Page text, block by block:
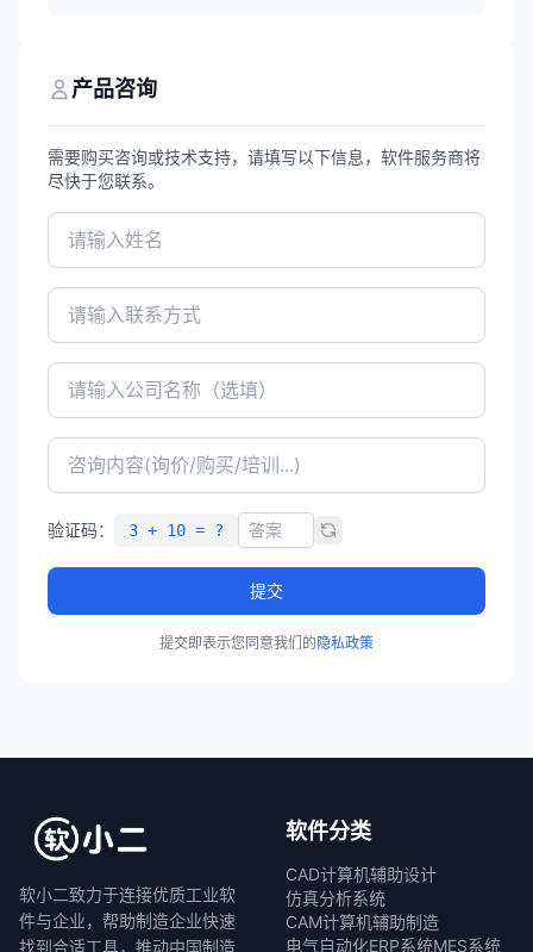
核心功能，全面适配国产化环境，支持麒
等国产数据库。
产品咨询
需要购买咨询或技术支持，请填写以下信息，软件服务商将
尽快于您联系。
验证码： 3 + 10 = ?
提交
提交即表示您同意我们的隐私政策
软小二致力于连接优质工业软
件与企业，帮助制造企业快速
找到合适工具，推动中国制造
软件分类
CAD计算机辅助设计
仿真分析系统
CAM计算机辅助制造
电气自动化ERP系统MES系统